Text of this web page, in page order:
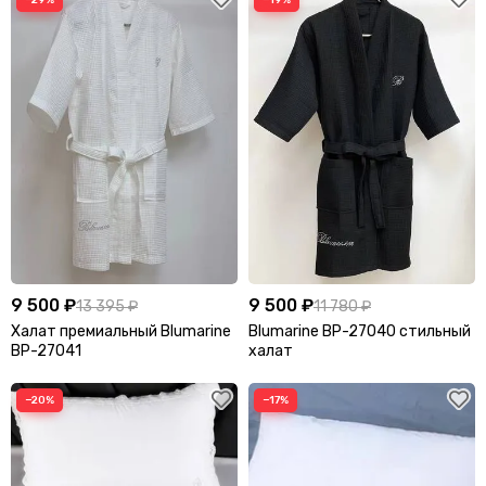
Graff
Guess
H
Harmont & Blaine
Heron Preston
Isabel Marant
J
Jacquemus
Jaeger-LeCoultre
Jimmy Choo
Jo Malone
John Dalia
9 500 ₽13 395 ₽
Халат премиальный Blumarine
BP-27041
9 500 ₽11 780 ₽
Blumarine BP-27040 стильный
халат
−20% −17%